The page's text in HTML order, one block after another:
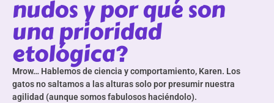
nudos y por qué son
una prioridad
etológica?
Mrow… Hablemos de ciencia y comportamiento, Karen. Los
gatos no saltamos a las alturas solo por presumir nuestra
agilidad (aunque somos fabulosos haciéndolo).